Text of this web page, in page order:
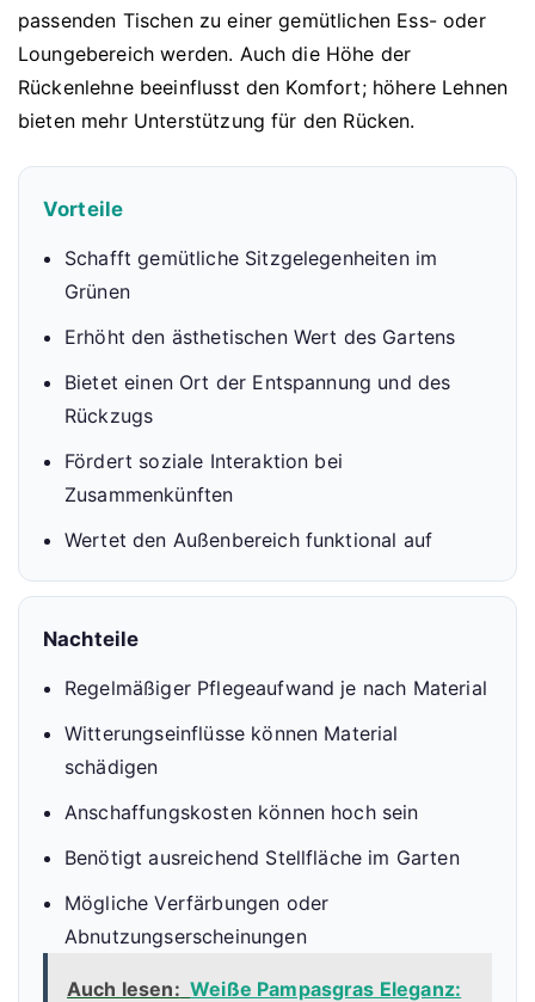
passenden Tischen zu einer gemütlichen Ess- oder
Loungebereich werden. Auch die Höhe der
Rückenlehne beeinflusst den Komfort; höhere Lehnen
bieten mehr Unterstützung für den Rücken.
Vorteile
Schafft gemütliche Sitzgelegenheiten im
Grünen
Erhöht den ästhetischen Wert des Gartens
Bietet einen Ort der Entspannung und des
Rückzugs
Fördert soziale Interaktion bei
Zusammenkünften
Wertet den Außenbereich funktional auf
Nachteile
Regelmäßiger Pflegeaufwand je nach Material
Witterungseinflüsse können Material
schädigen
Anschaffungskosten können hoch sein
Benötigt ausreichend Stellfläche im Garten
Mögliche Verfärbungen oder
Abnutzungserscheinungen
Auch lesen: Weiße Pampasgras Eleganz: